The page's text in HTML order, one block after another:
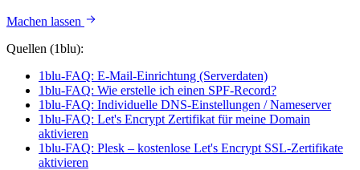
Machen lassen
Quellen (1blu):
1blu-FAQ: E-Mail-Einrichtung (Serverdaten)
1blu-FAQ: Wie erstelle ich einen SPF-Record?
1blu-FAQ: Individuelle DNS-Einstellungen / Nameserver
1blu-FAQ: Let's Encrypt Zertifikat für meine Domain
aktivieren
1blu-FAQ: Plesk – kostenlose Let's Encrypt SSL-Zertifikate
aktivieren